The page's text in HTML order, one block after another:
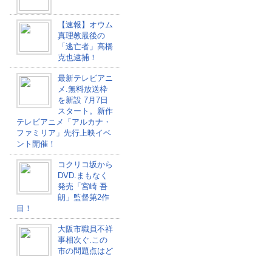
【速報】オウム
真理教最後の
「逃亡者」高橋
克也逮捕！
最新テレビアニ
メ.無料放送枠
を新設 7月7日
スタート。新作
テレビアニメ「アルカナ・
ファミリア」先行上映イベ
ント開催！
コクリコ坂から
DVD.まもなく
発売「宮崎 吾
朗」監督第2作
目！
大阪市職員不祥
事相次ぐ.この
市の問題点はど